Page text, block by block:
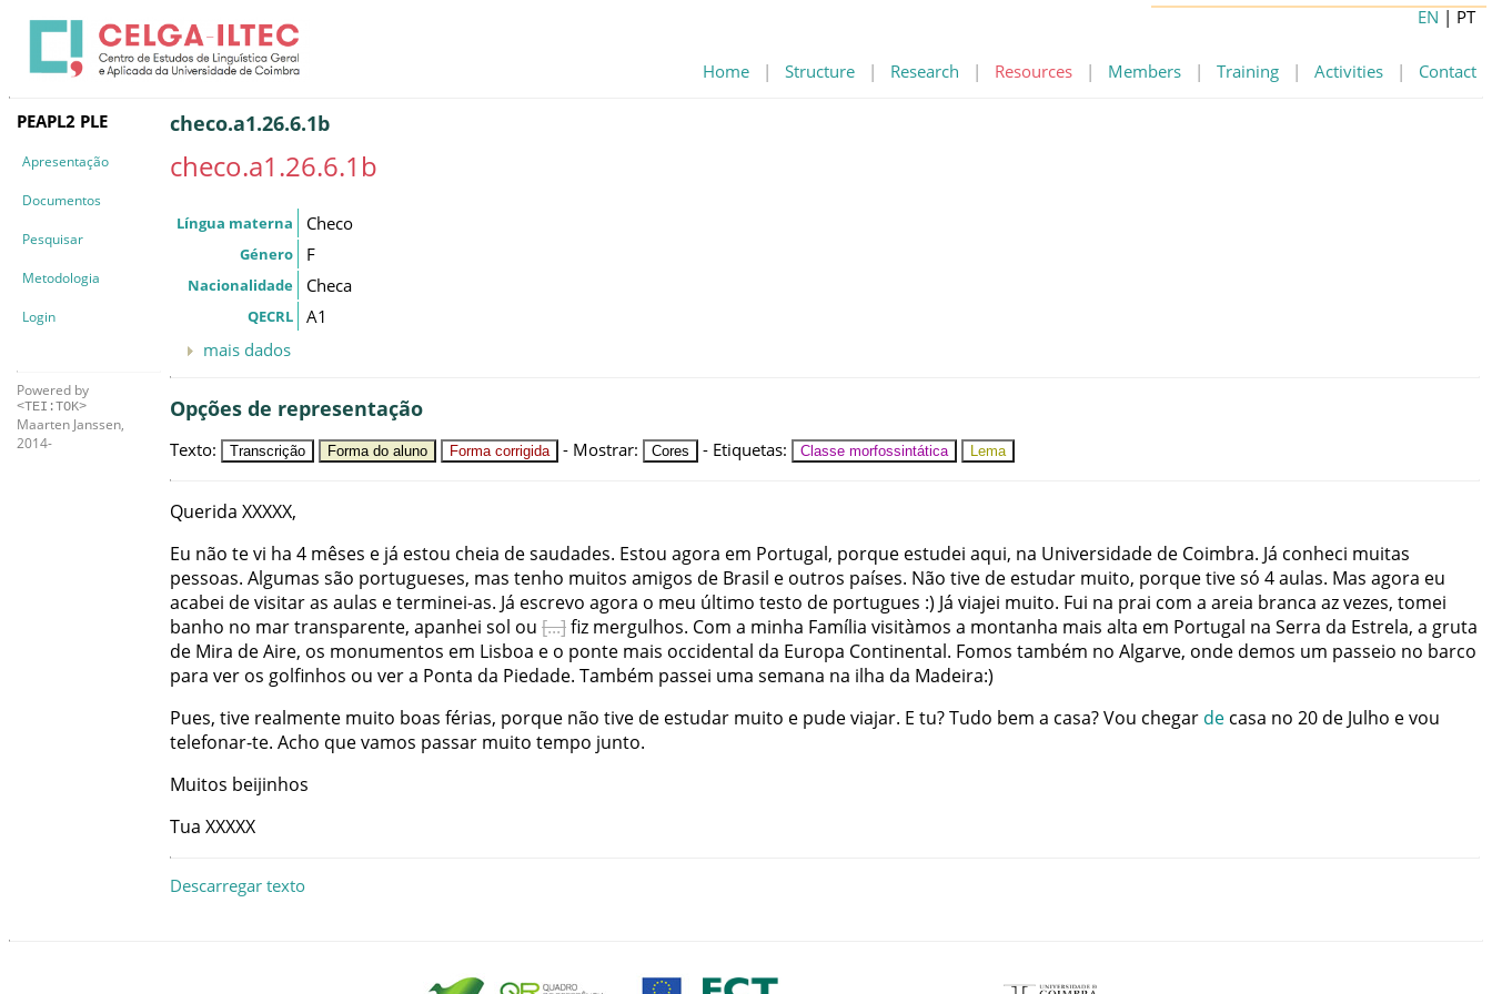
Home | Structure | Research | Resources | Members | Training | Activities | Contact
EN | PT
PEAPL2 PLE
Apresentação
Documentos
Pesquisar
Metodologia
Login
Powered by
<TEI:TOK>
Maarten Janssen,
2014-
checo.a1.26.6.1b
checo.a1.26.6.1b
Língua materna Checo
Género F
Nacionalidade Checa
QECRL
A1
mais dados
Opções de representação
Texto: Transcrição Forma do aluno Forma corrigida - Mostrar: Cores - Etiquetas: Classe morfossintática Lema
Querida XXXXX,
Eu não tevi ha 4 mêses e já estou cheia desaudades. Estou agora em Portugal, porque estudei aqui, na Universidade de Coimbra. Já conheci muitas
pessoas. Algumas são portugueses, mas tenho muitos amigos de Brasil e outros países. Não tive de estudar muito, porquetivesó 4aulas. Mas agora eu
acabei devisitaras aulas eterminei-as. Já escrevo agora o meu último testo de portugues :) Já viajei muito. Fui na prai com a areia branca azvezes, tomei
banho no martransparente, apanhei sol ou fiz mergulhos. Com a minha Família visitàmos a montanha mais alta em Portugal na Serra da Estrela, a gruta
de Mira deAire, os monumentos em Lisboa e o ponte mais occidental da Europa Continental. Fomos também no Algarve, onde demos um passeio no barco
para ver os golfinhos ou vera Ponta da Piedade. Também passei uma semana na ilha da Madeira:)
Pues, tive realmente muito boas férias, porque não tive de estudar muito e pudeviajar. E tu?Tudo bem a casa?Vou chegar de casa no 20 de Julho evou
telefonar-te. Acho quevamos passar muito tempo junto.
Muitos beijinhos
Tua XXXXX
Descarregar texto